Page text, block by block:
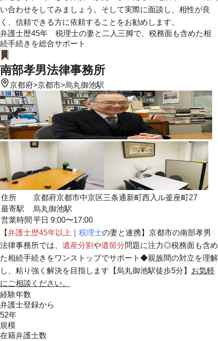
い合わせをしてみましょう。そして実際に面談し、相性が良
く、信頼できる方に依頼することをお勧めします。
弁護士歴45年 税理士の妻と二人三脚で、税務面も含めた相
続手続きを総合サポート
南部孝男法律事務所
京都府>京都市>烏丸御池駅
住所
京都府京都市中京区三条通新町西入ル釜座町27
最寄駅
烏丸御池駅
営業時間 平日 9:00〜17:00
【弁護士歴45年以上 税理士の妻と連携】京都市の南部孝男
法律事務所では、 遺産分割や遺留分問題に注力◎税務面も含め
た相続手続きをワンストップでサポート ◆親族間の対立を理解
し、粘り強く解決を目指します【烏丸御池駅徒歩5分】 お気軽
にご相談ください。
経験年数
弁護士登録から
52年
規模
在籍弁護士数